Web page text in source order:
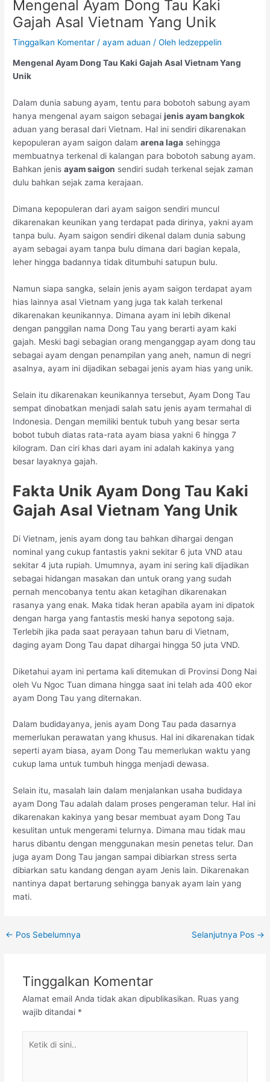
Mengenal Ayam Dong Tau Kaki
Gajah Asal Vietnam Yang Unik
Tinggalkan Komentar /ayam aduan / Oleh ledzeppelin
Mengenal Ayam Dong Tau Kaki Gajah Asal Vietnam Yang
Unik
Dalam dunia sabung ayam, tentu para bobotoh sabung ayam
hanya mengenal ayam saigon sebagaijenis ayam bangkok
aduan yang berasal dari Vietnam. Hal ini sendiri dikarenakan
kepopuleran ayam saigon dalamarena laga sehingga
membuatnya terkenal di kalangan para bobotoh sabung ayam.
Bahkan jenisayam saigon sendiri sudah terkenal sejak zaman
dulu bahkan sejak zama kerajaan.
Dimana kepopuleran dari ayam saigon sendiri muncul
dikarenakan keunikan yang terdapat pada dirinya, yakni ayam
tanpa bulu. Ayam saigon sendiri dikenal dalam dunia sabung
ayam sebagai ayam tanpa bulu dimana dari bagian kepala,
leher hingga badannya tidak ditumbuhi satupun bulu.
Namun siapa sangka, selain jenis ayam saigon terdapat ayam
hias lainnya asal Vietnam yang juga tak kalah terkenal
dikarenakan keunikannya. Dimana ayam ini lebih dikenal
dengan panggilan nama Dong Tau yang berarti ayam kaki
gajah. Meski bagi sebagian orang menganggap ayam dong tau
sebagai ayam dengan penampilan yang aneh, namun di negri
asalnya, ayam ini dijadikan sebagai jenis ayam hias yang unik.
Selain itu dikarenakan keunikannya tersebut, Ayam Dong Tau
sempat dinobatkan menjadi salah satu jenis ayam termahal di
Indonesia. Dengan memiliki bentuk tubuh yang besar serta
bobot tubuh diatas rata-rata ayam biasa yakni 6 hingga 7
kilogram. Dan ciri khas dari ayam ini adalah kakinya yang
besar layaknya gajah.
Fakta Unik Ayam Dong Tau Kaki
Gajah Asal Vietnam Yang Unik
Di Vietnam, jenis ayam dong tau bahkan dihargai dengan
nominal yang cukup fantastis yakni sekitar 6 juta VND atau
sekitar 4 juta rupiah. Umumnya, ayam ini sering kali dijadikan
sebagai hidangan masakan dan untuk orang yang sudah
pernah mencobanya tentu akan ketagihan dikarenakan
rasanya yang enak. Maka tidak heran apabila ayam ini dipatok
dengan harga yang fantastis meski hanya sepotong saja.
Terlebih jika pada saat perayaan tahun baru di Vietnam,
daging ayam Dong Tau dapat dihargai hingga 50 juta VND.
Diketahui ayam ini pertama kali ditemukan di Provinsi Dong Nai
oleh Vu Ngoc Tuan dimana hingga saat ini telah ada 400 ekor
ayam Dong Tau yang diternakan.
Dalam budidayanya, jenis ayam Dong Tau pada dasarnya
memerlukan perawatan yang khusus. Hal ini dikarenakan tidak
seperti ayam biasa, ayam Dong Tau memerlukan waktu yang
cukup lama untuk tumbuh hingga menjadi dewasa.
Selain itu, masalah lain dalam menjalankan usaha budidaya
ayam Dong Tau adalah dalam proses pengeraman telur. Hal ini
dikarenakan kakinya yang besar membuat ayam Dong Tau
kesulitan untuk mengerami telurnya. Dimana mau tidak mau
harus dibantu dengan menggunakan mesin penetas telur. Dan
juga ayam Dong Tau jangan sampai dibiarkan stress serta
dibiarkan satu kandang dengan ayam Jenis lain. Dikarenakan
nantinya dapat bertarung sehingga banyak ayam lain yang
mati.
Post
← Pos Sebelumnya Selanjutnya Pos →
Tinggalkan Komentar
Alamat email Anda tidak akan dipublikasikan. Ruas yang
wajib ditandai *